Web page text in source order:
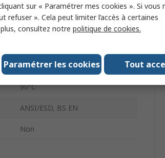
IP65
ABS
90°C
ANSI/ESD, BS EN
Non
sur « Paramétrer mes cookies ». Si vous
refuser ». Cela peut limiter l’accès à certaines
consultez notre politique de cookies.
Tout
Paramétrer les cookies